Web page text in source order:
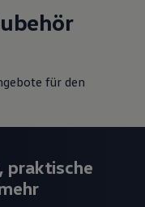
für den
praktische